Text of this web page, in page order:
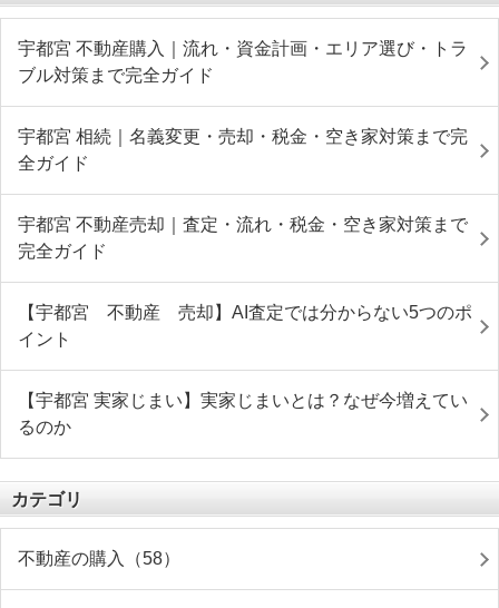
宇都宮 不動産購入｜流れ・資金計画・エリア選び・トラ
ブル対策まで完全ガイド
宇都宮 相続｜名義変更・売却・税金・空き家対策まで完
全ガイド
宇都宮 不動産売却｜査定・流れ・税金・空き家対策まで
完全ガイド
【宇都宮 不動産 売却】AI査定では分からない5つのポ
イント
【宇都宮 実家じまい】実家じまいとは？なぜ今増えてい
るのか
カテゴリ
不動産の購入（58）